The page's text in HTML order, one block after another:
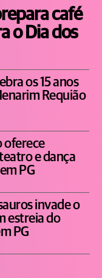
café
o Dia dos
os 15 anos
Requião
oferece
e dança
PG
invade o
estreia do
PG